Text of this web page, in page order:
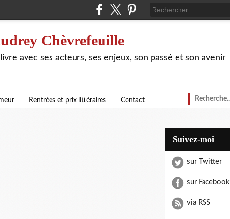
Chèvrefeuille
avec ses acteurs, ses enjeux, son passé et son avenir
Rentrées et prix littéraires Contact
Suivez-moi
sur Twitter
sur Facebook
via RSS